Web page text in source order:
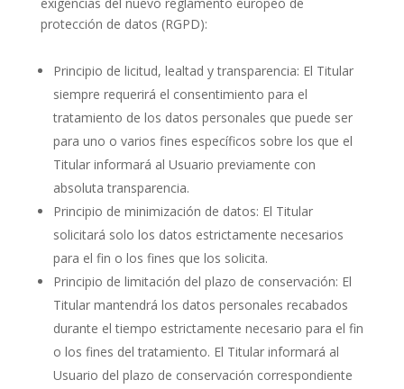
protección de datos (RGPD):
Principio de licitud, lealtad y transparencia: El Titular
siempre requerirá el consentimiento para el
tratamiento de los datos personales que puede ser
para uno o varios fines específicos sobre los que el
Titular informará al Usuario previamente con
absoluta transparencia.
Principio de minimización de datos: El Titular
solicitará solo los datos estrictamente necesarios
para el fin o los fines que los solicita.
Principio de limitación del plazo de conservación: El
Titular mantendrá los datos personales recabados
durante el tiempo estrictamente necesario para el fin
o los fines del tratamiento. El Titular informará al
Usuario del plazo de conservación correspondiente